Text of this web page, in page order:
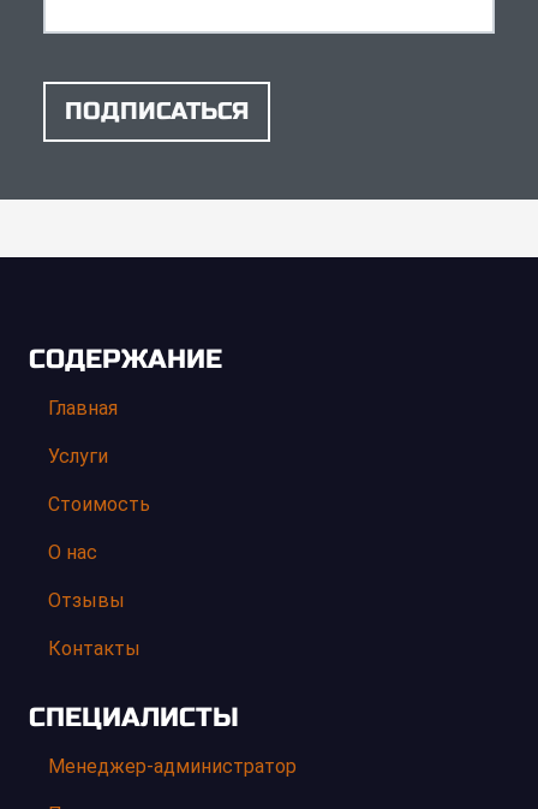
ПОДПИСАТЬСЯ
СОДЕРЖАНИЕ
Главная
Услуги
Стоимость
О нас
Отзывы
Контакты
СПЕЦИАЛИСТЫ
Менеджер-администратор